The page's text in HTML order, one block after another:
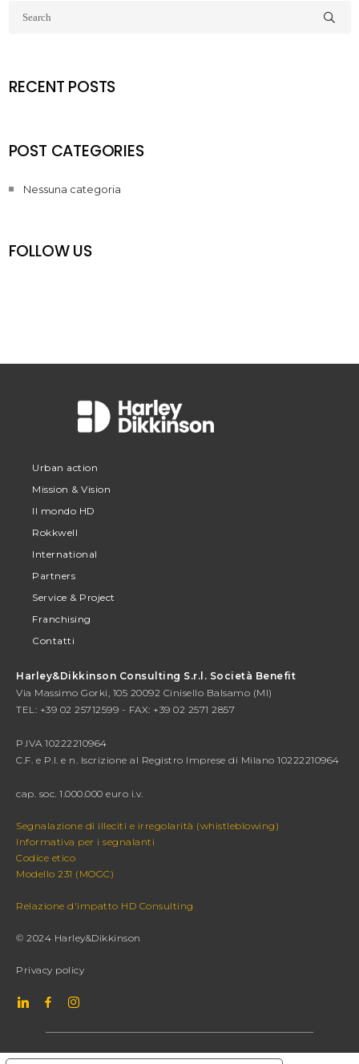
RECENT POSTS
POST CATEGORIES
Nessuna categoria
FOLLOW US
Urban action
Mission & Vision
Il mondo HD
Rokkwell
International
Partners
Service & Project
Franchising
Contatti
Harley&Dikkinson Consulting S.r.l. Società Benefit
Via Massimo Gorki, 105 20092 Cinisello Balsamo (MI)
TEL: +39 02 25712599 - FAX: +39 02 2571 2857
P.IVA 10222210964
C.F. e P.I. e n. Iscrizione al Registro Imprese di Milano 10222210964
cap. soc. 1.000.000 euro i.v.
Segnalazione di illeciti e irregolarità (whistleblowing)
Informativa per i segnalanti
Codice etico
Modello 231 (MOGC)
Relazione d'impatto HD Consulting
© 2024 Harley&Dikkinson
Privacy policy